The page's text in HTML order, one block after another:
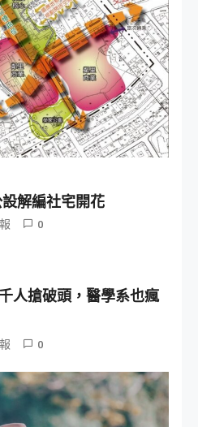
解編社宅開花
0
人搶破頭，醫學系也瘋
0